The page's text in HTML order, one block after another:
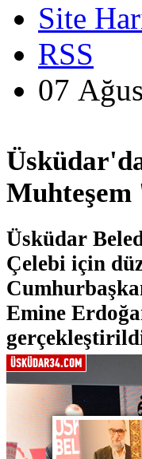
Site
RSS
07
Muhteşem
Üsküdar
Çelebi için
Emine